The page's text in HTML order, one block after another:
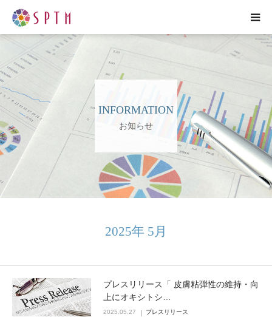
INFORMATION
お知らせ
2025年 5月
プレスリリース「 皮膚粘弾性の維持・向
上にオキシトシ…
2025.05.27 プレスリリース
HOME
企業紹介
研究紹介
事業紹介
プレスリリース